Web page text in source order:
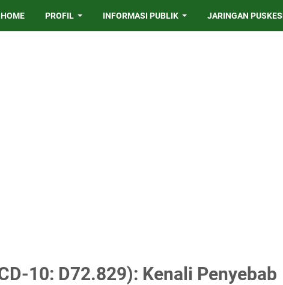
HOME PROFIL INFORMASI PUBLIK JARINGAN
10: D72.829): Kenali Penyebab